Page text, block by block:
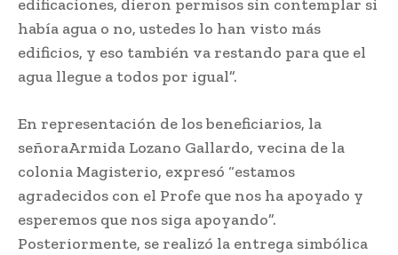
edificaciones, dieron permisos sin contemplar si
había agua o no, ustedes lo han visto más
edificios, y eso también va restando para que el
agua llegue a todos por igual”.
En representación de los beneficiarios, la
señoraArmida Lozano Gallardo, vecina de la
colonia Magisterio, expresó “estamos
agradecidos con el Profe que nos ha apoyado y
esperemos que nos siga apoyando”.
Posteriormente, se realizó la entrega simbólica